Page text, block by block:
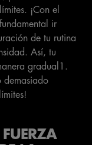
¡Con el
ir
de tu rutina
Así, tu
gradual1.
demasiado